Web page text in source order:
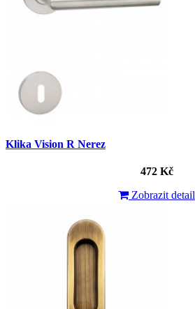
Klika Vision R Nerez
472 Kč
Zobrazit detail